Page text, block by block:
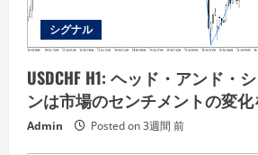
シグナル
USDCHF H1: ヘッド・アンド・
ンは市場のセンチメントの変
Admin Posted on 3週間 前